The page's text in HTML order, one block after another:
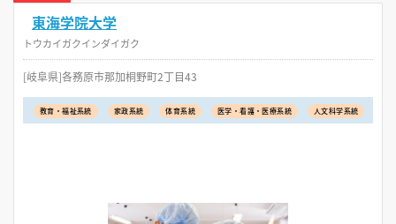
東海学院大学
トウカイガクインダイガク
[岐阜県]各務原市那加桐野町2丁目43
教育・福祉系統 家政系統 体育系統 医学・看護・医療系統 人文科学系統